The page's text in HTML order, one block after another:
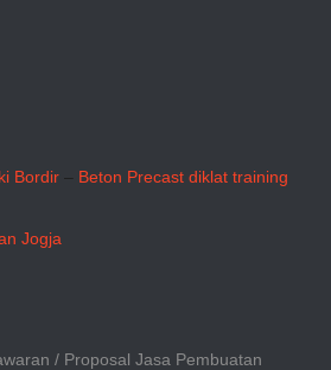
Bordir – Beton Precast diklat training
Jogja
/ Proposal Jasa Pembuatan